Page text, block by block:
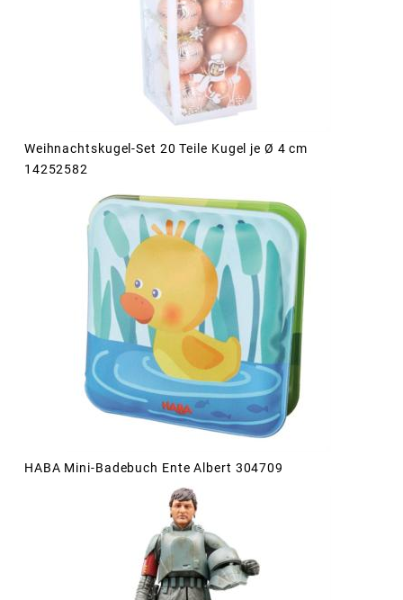
Weihnachtskugel-Set 20 Teile Kugel je Ø 4 cm
14252582
HABA Mini-Badebuch Ente Albert 304709